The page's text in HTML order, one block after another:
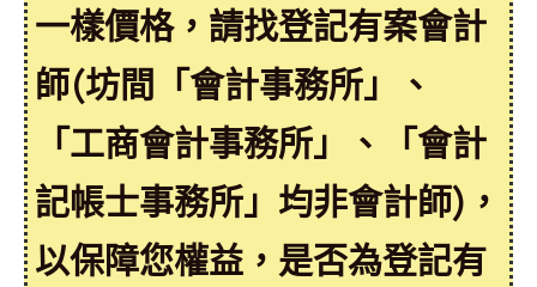
一樣價格，請找登記有案會計
師(坊間「會計事務所」、
「工商會計事務所」、「會計
記帳士事務所」均非會計師)，
以保障您權益，是否為登記有